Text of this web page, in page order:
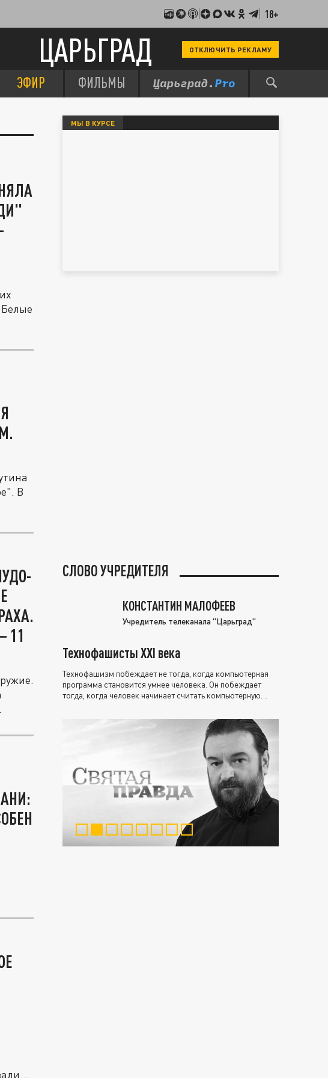
18+
ЦАРЬГРАД ОТКЛЮЧИТЬ РЕКЛАМУ
ЭФИР ФИЛЬМЫ
В
11
МЫ В КУРСЕ
СЛОВО УЧРЕДИТЕЛЯ
КОНСТАНТИН МАЛОФЕЕВ
Учредитель телеканала "Царьград"
Технофашисты XXI века
Технофашизм побеждает не тогда, когда компьютерная
программа становится умнее человека. Он побеждает
тогда, когда человек начинает считать компьютерную